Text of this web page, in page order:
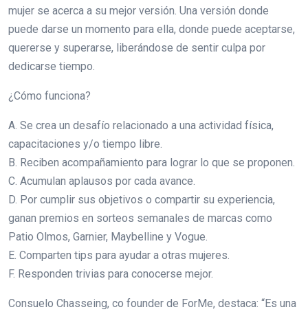
mujer se acerca a su mejor versión. Una versión donde
puede darse un momento para ella, donde puede aceptarse,
quererse y superarse, liberándose de sentir culpa por
dedicarse tiempo.
¿Cómo funciona?
A. Se crea un desafío relacionado a una actividad física,
capacitaciones y/o tiempo libre.
B. Reciben acompañamiento para lograr lo que se proponen.
C. Acumulan aplausos por cada avance.
D. Por cumplir sus objetivos o compartir su experiencia,
ganan premios en sorteos semanales de marcas como
Patio Olmos, Garnier, Maybelline y Vogue.
E. Comparten tips para ayudar a otras mujeres.
F. Responden trivias para conocerse mejor.
Consuelo Chasseing, co founder de ForMe, destaca: “Es una